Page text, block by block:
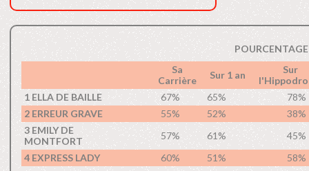
Sa
Carrière
Sur 1 an
Sur
1 ELLA DE BAILLE
67% 65%
78%
2 ERREUR GRAVE
55% 52%
38%
3 EMILY DE
MONTFORT
57% 61%
45%
4 EXPRESS LADY
60% 51%
58%